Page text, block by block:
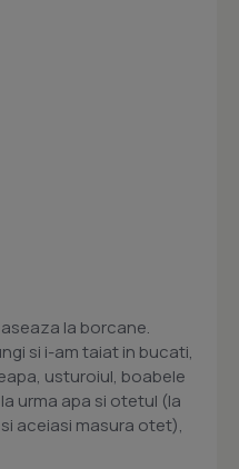
la borcane.
si i-am taiat in bucati,
usturoiul, boabele
urma apa si otetul (la
aceiasi masura otet),